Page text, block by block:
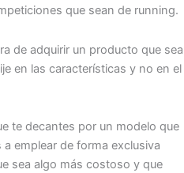
que sean de running.
de adquirir un producto que sea
en las características y no en el
te decantes por un modelo que
emplear de forma exclusiva
sea algo más costoso y que